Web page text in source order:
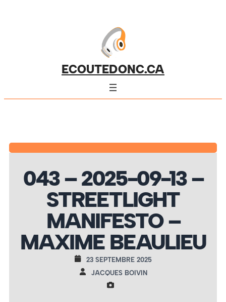
ECOUTEDONC.CA
043 – 2025-09-13 –
STREETLIGHT
MANIFESTO –
MAXIME BEAULIEU
23 SEPTEMBRE 2025
JACQUES BOIVIN